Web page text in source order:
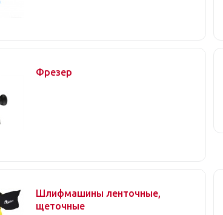
Фрезер
Шлифмашины ленточные,
щеточные